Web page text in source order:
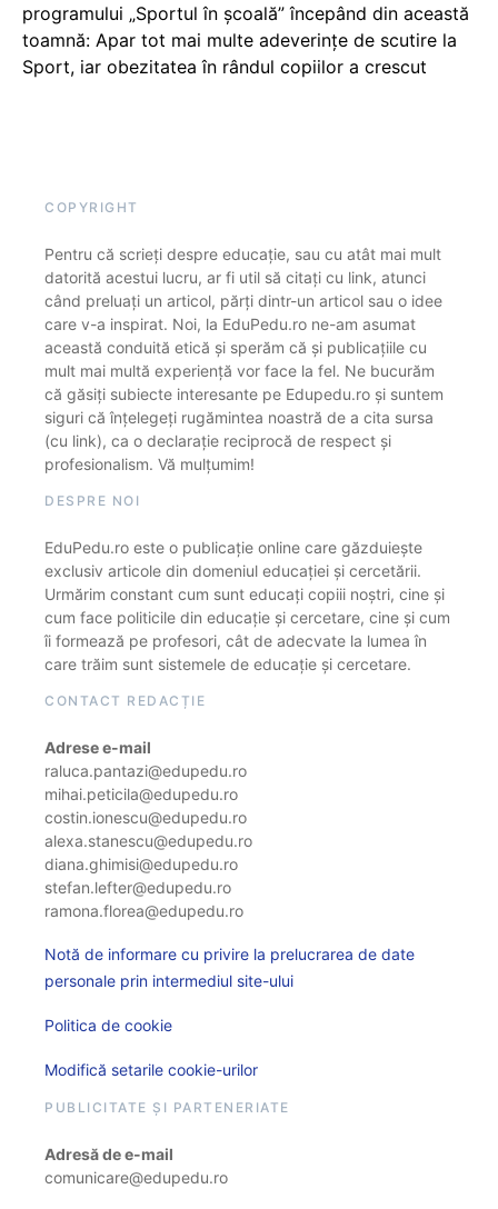
programului „Sportul în școală” începând din această
toamnă: Apar tot mai multe adeverințe de scutire la
Sport, iar obezitatea în rândul copiilor a crescut
COPYRIGHT
Pentru că scrieți despre educație, sau cu atât mai mult
datorită acestui lucru, ar fi util să citați cu link, atunci
când preluați un articol, părți dintr-un articol sau o idee
care v-a inspirat. Noi, la EduPedu.ro ne-am asumat
această conduită etică și sperăm că și publicațiile cu
mult mai multă experiență vor face la fel. Ne bucurăm
că găsiți subiecte interesante pe Edupedu.ro și suntem
siguri că înțelegeți rugămintea noastră de a cita sursa
(cu link), ca o declarație reciprocă de respect și
profesionalism. Vă mulțumim!
DESPRE NOI
EduPedu.ro este o publicație online care găzduiește
exclusiv articole din domeniul educației și cercetării.
Urmărim constant cum sunt educați copiii noștri, cine și
cum face politicile din educație și cercetare, cine și cum
îi formează pe profesori, cât de adecvate la lumea în
care trăim sunt sistemele de educație și cercetare.
CONTACT REDACȚIE
Adrese e-mail
raluca.pantazi@edupedu.ro
mihai.peticila@edupedu.ro
costin.ionescu@edupedu.ro
alexa.stanescu@edupedu.ro
diana.ghimisi@edupedu.ro
stefan.lefter@edupedu.ro
ramona.florea@edupedu.ro
Notă de informare cu privire la prelucrarea de date
personale prin intermediul site-ului
Politica de cookie
Modifică setarile cookie-urilor
PUBLICITATE ȘI PARTENERIATE
Adresă de e-mail
comunicare@edupedu.ro